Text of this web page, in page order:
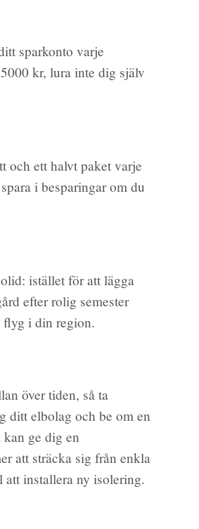
sparkonto varje
kr, lura inte dig själv
och ett halvt paket varje
i besparingar om du
istället för att lägga
efter rolig semester
flyg i din region.
över tiden, så ta
ditt elbolag och be om en
ge dig en
att sträcka sig från enkla
att installera ny isolering.